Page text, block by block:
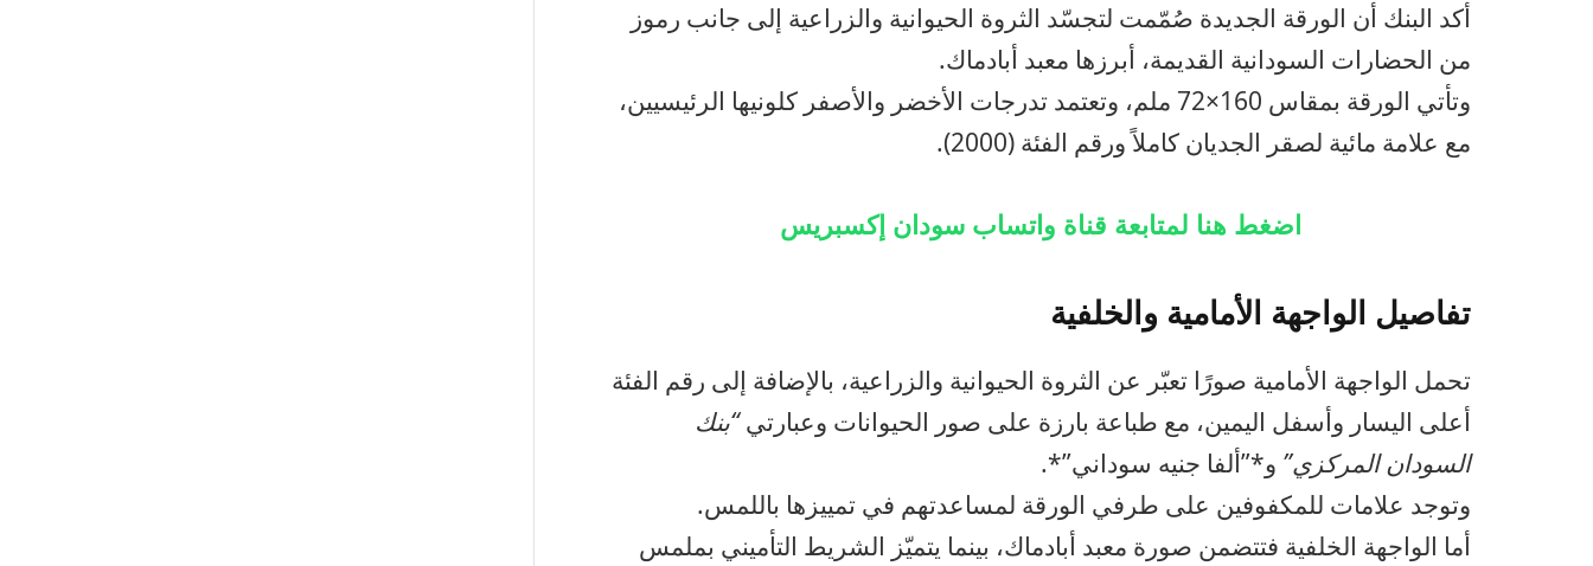
أكد البنك أن الورقة الجديدة صُمّمت لتجسّد الثروة الحيوانية والزراعية إلى جانب رموز
من الحضارات السودانية القديمة، أبرزها معبد أبادماك.
وتأتي الورقة بمقاس 160×72 ملم، وتعتمد تدرجات الأخضر والأصفر كلونيها الرئيسيين،
مع علامة مائية لصقر الجديان كاملاً ورقم الفئة (2000).
اضغط هنا لمتابعة قناة واتساب سودان إكسبريس
تفاصيل الواجهة الأمامية والخلفية
تحمل الواجهة الأمامية صورًا تعبّر عن الثروة الحيوانية والزراعية، بالإضافة إلى رقم الفئة
أعلى اليسار وأسفل اليمين، مع طباعة بارزة على صور الحيوانات وعبارتي“بنك
السودان المركزي” و*”ألفا جنيه سوداني”*.
وتوجد علامات للمكفوفين على طرفي الورقة لمساعدتهم في تمييزها باللمس.
أما الواجهة الخلفية فتتضمن صورة معبد أبادماك، بينما يتميّز الشريط التأميني بملمس